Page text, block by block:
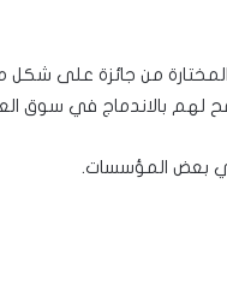
الـ 18 من التخصصات المختارة من
لهم بالاندماج في سوق
بعض المؤسسات.